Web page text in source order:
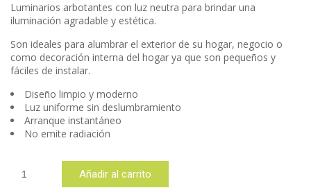
Luminarios arbotantes con luz neutra para brindar una
iluminación agradable y estética.
Son ideales para alumbrar el exterior de su hogar, negocio o
como decoración interna del hogar ya que son pequeños y
fáciles de instalar.
Diseño limpio y moderno
Luz uniforme sin deslumbramiento
Arranque instantáneo
No emite radiación
cantidad
Añadir al carrito